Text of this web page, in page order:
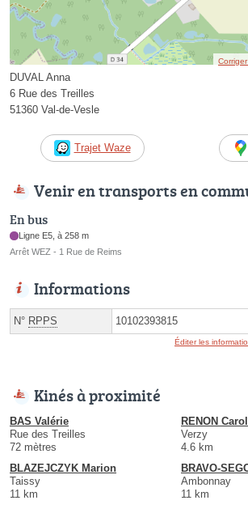
DUVAL Anna
6 Rue des Treilles
51360 Val-de-Vesle
Trajet Waze
Venir en transports en
En bus
Ligne E5, à 258 m
Arrêt WEZ - 1 Rue de Reims
Informations
N° RPPS 10102393815
Éditer les
Kinés à proximité
BAS Valérie
Rue des Treilles
72 mètres
RENON
Verzy
4.6 km
BLAZEJCZYK Marion
Taissy
11 km
BRAVO-
Ambonnay
11 km